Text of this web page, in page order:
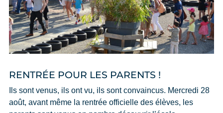
RENTRÉE POUR LES PARENTS !
Ils sont venus, ils ont vu, ils sont convaincus. Mercredi 28
août, avant même la rentrée officielle des élèves, les